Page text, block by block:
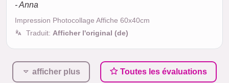
- Anna
Impression Photocollage Affiche 60x40cm
Traduit: Afficher l'original (de)
afficher plus Toutes les évaluations